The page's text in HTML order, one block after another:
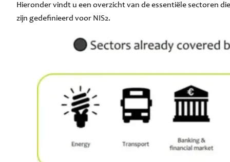
Hieronder vindt u een overzicht van de essentiële sectoren
zijn gedefinieerd voor NIS2.